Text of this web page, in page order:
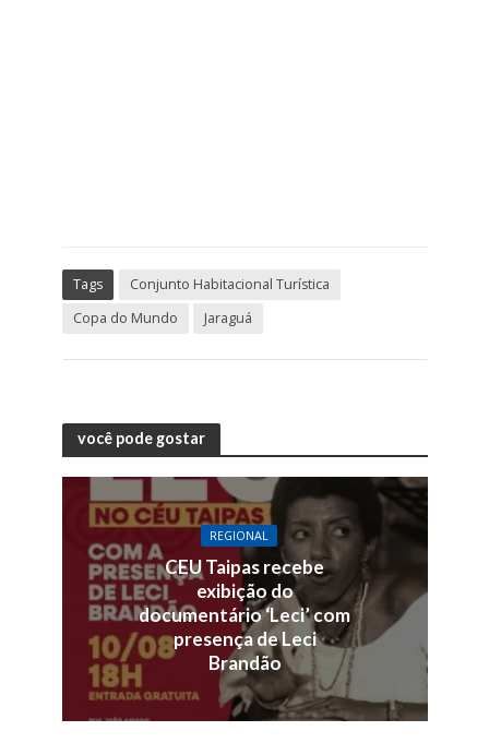
Tags
Conjunto Habitacional Turística
Copa do Mundo
Jaraguá
você pode gostar
REGIONAL
CEU Taipas recebe
exibição do
documentário ‘Leci’ com
presença de Leci
Brandão